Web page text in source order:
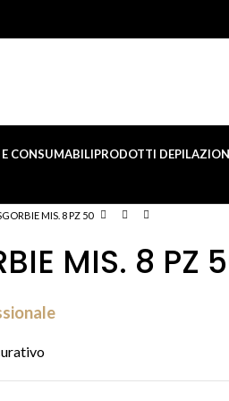
CONSUMABILIPRODOTTI
MIS. 8 PZ 50
MIS. 8 PZ